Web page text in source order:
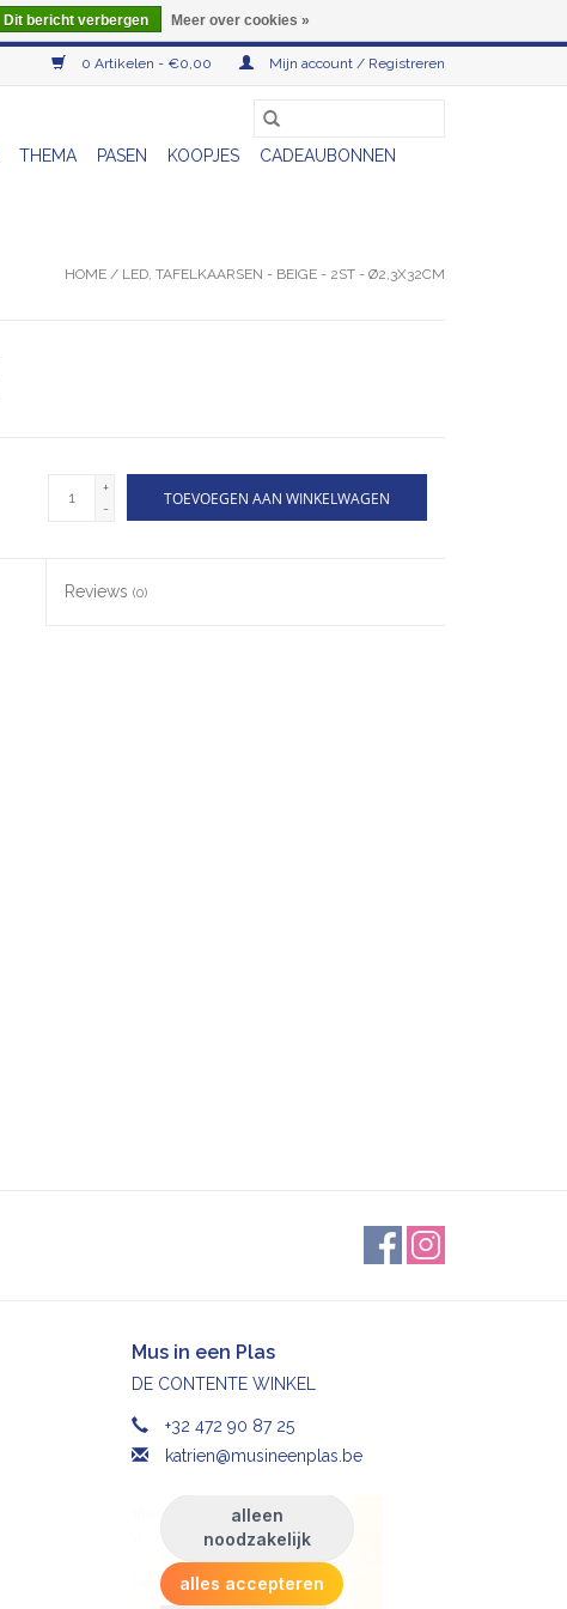
0 Artikelen - €0,00 Mijn account / Registreren
THEMA PASEN KOOPJES
CADEAUBONNEN
HOME / LED, TAFELKAARSEN - BEIGE - 2ST - Ø2,3X32CM
+
-
TOEVOEGEN AAN WINKELWAGEN
Reviews(0)
Mus in een Plas
DE CONTENTE WINKEL
+32 472 90 87 25
katrien@musineenplas.be
Dit bericht verbergen Meer over cookies »